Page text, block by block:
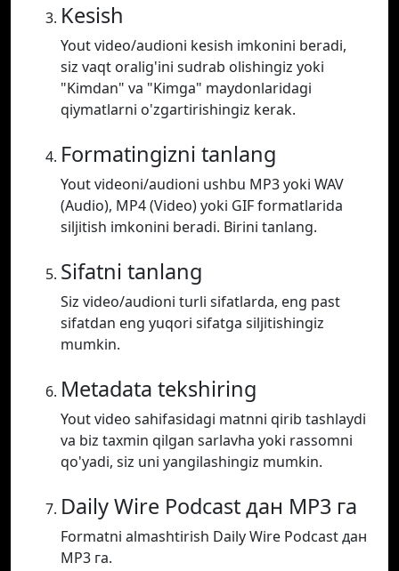
Kesish
Yout video/audioni kesish imkonini beradi,
siz vaqt oralig'ini sudrab olishingiz yoki
"Kimdan" va "Kimga" maydonlaridagi
qiymatlarni o'zgartirishingiz kerak.
Formatingizni tanlang
Yout videoni/audioni ushbu MP3 yoki WAV
(Audio), MP4 (Video) yoki GIF formatlarida
siljitish imkonini beradi. Birini tanlang.
Sifatni tanlang
Siz video/audioni turli sifatlarda, eng past
sifatdan eng yuqori sifatga siljitishingiz
mumkin.
Metadata tekshiring
Yout video sahifasidagi matnni qirib tashlaydi
va biz taxmin qilgan sarlavha yoki rassomni
qo'yadi, siz uni yangilashingiz mumkin.
Daily Wire Podcast дан MP3 га
Formatni almashtirish Daily Wire Podcast дан
MP3 га.